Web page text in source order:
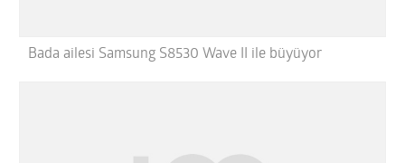
Bada ailesi Samsung S8530 Wave II ile büyüyor